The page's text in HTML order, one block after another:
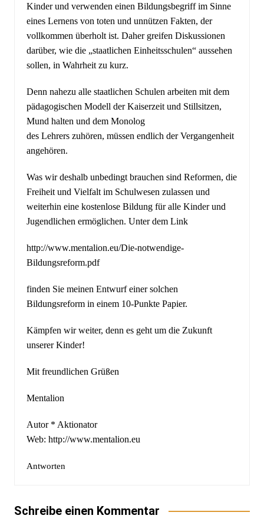
Kinder und verwenden einen Bildungsbegriff im Sinne
eines Lernens von toten und unnützen Fakten, der
vollkommen überholt ist. Daher greifen Diskussionen
darüber, wie die „staatlichen Einheitsschulen“ aussehen
sollen, in Wahrheit zu kurz.
Denn nahezu alle staatlichen Schulen arbeiten mit dem
pädagogischen Modell der Kaiserzeit und Stillsitzen,
Mund halten und dem Monolog
des Lehrers zuhören, müssen endlich der Vergangenheit
angehören.
Was wir deshalb unbedingt brauchen sind Reformen, die
Freiheit und Vielfalt im Schulwesen zulassen und
weiterhin eine kostenlose Bildung für alle Kinder und
Jugendlichen ermöglichen. Unter dem Link
http://www.mentalion.eu/Die-notwendige-
Bildungsreform.pdf
finden Sie meinen Entwurf einer solchen
Bildungsreform in einem 10-Punkte Papier.
Kämpfen wir weiter, denn es geht um die Zukunft
unserer Kinder!
Mit freundlichen Grüßen
Mentalion
Autor * Aktionator
Web: http://www.mentalion.eu
Antworten
Schreibe einen Kommentar